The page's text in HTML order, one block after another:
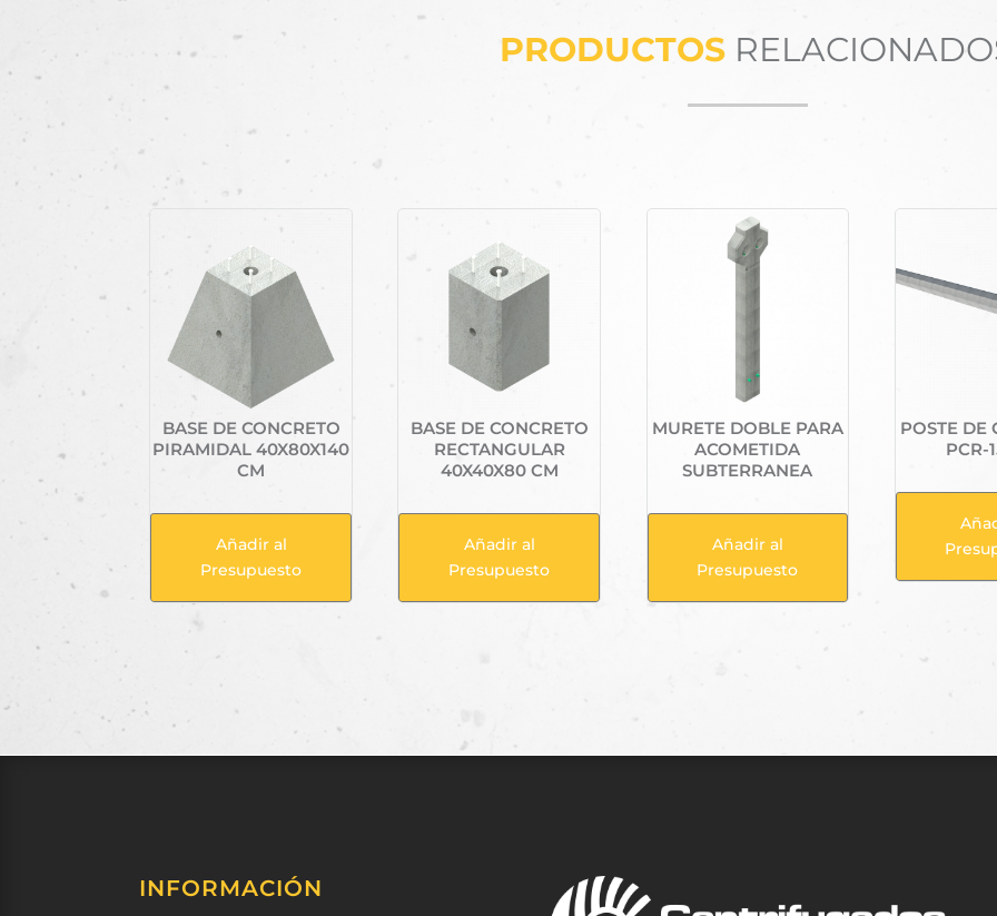
PRODUCTOS
BASE DE CONCRETO
PIRAMIDAL 40X80X140
CM
Añadir al
Presupuesto
BASE DE CONCRETO
RECTANGULAR
40X40X80 CM
Añadir al
Presupuesto
MURETE DOBLE PARA
ACOMETIDA
SUBTERRANEA
Añadir al
Presupuesto
POSTE DE
PCR-
INFORMACIÓN